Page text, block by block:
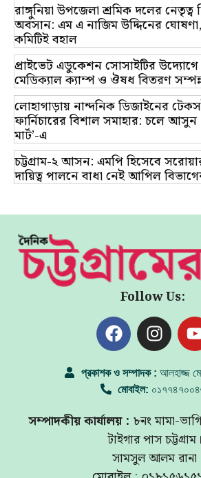
রাঙ্গুনিয়া উপজেলা শ্রমিক দলের নেতৃত্ব
অবসান: এম এ নাজিম উদ্দিনের
কমিটিই বহাল
প্রাইভেট এডুকেশন সোসাইটির উদ্যোগে
মেডিক্যাল ক্যাম্প ও ঔষধ বিতরণ
লোহাগাড়ায় নান্দনিক ডিজাইনের
ফার্নিচারের বিশাল সমাহার: চলে আসুন
মার্ট’-এ
চট্টগ্রাম-২ আসন: এমপি হিসেবে
দায়িত্ব পালনে বাধা নেই আপিল
Follow Us:
প্রকাশক ও সম্পাদক : আলহাজ্জ
মোবাইল:
সম্পাদকীয় কার্যালয় : ৮নং মামা-
টাইগার পাস চট্টগ্রাম।
সামসুল আলম রানা